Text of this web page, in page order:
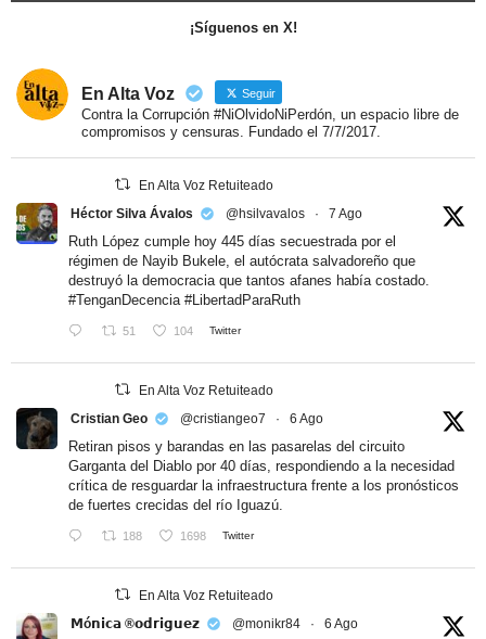
¡Síguenos en X!
En Alta Voz Seguir
Contra la Corrupción #NiOlvidoNiPerdón, un espacio libre de
compromisos y censuras. Fundado el 7/7/2017.
En Alta Voz Retuiteado
Héctor Silva Ávalos
@hsilvavalos · 7 Ago
Ruth López cumple hoy 445 días secuestrada por el
régimen de Nayib Bukele, el autócrata salvadoreño que
destruyó la democracia que tantos afanes había costado.
#TenganDecencia #LibertadParaRuth
51 104 Twitter
En Alta Voz Retuiteado
Cristian Geo
@cristiangeo7 · 6 Ago
Retiran pisos y barandas en las pasarelas del circuito
Garganta del Diablo por 40 días, respondiendo a la necesidad
crítica de resguardar la infraestructura frente a los pronósticos
de fuertes crecidas del río Iguazú.
188 1698 Twitter
En Alta Voz Retuiteado
𝗠ó𝗻𝗶𝗰𝗮 ®𝗼𝗱𝗿𝗶𝗴𝘂𝗲𝘇
@monikr84 · 6 Ago